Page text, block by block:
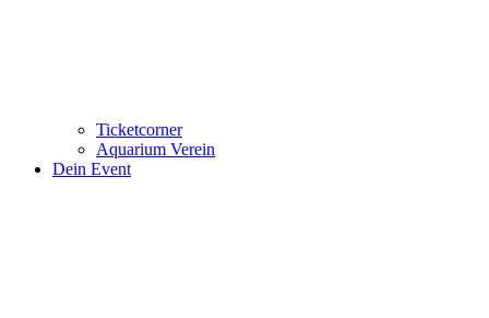
Ticketcorner
Aquarium Verein
Dein Event